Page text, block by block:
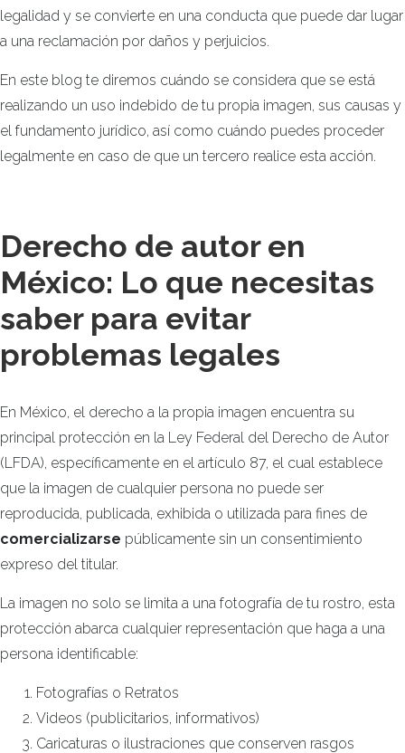
legalidad y se convierte en una conducta que puede dar lugar
a una reclamación por daños y perjuicios.
En este blog te diremos cuándo se considera que se está
realizando un uso indebido de tu propia imagen, sus causas y
el fundamento jurídico, así como cuándo puedes proceder
legalmente en caso de que un tercero realice esta acción.
Derecho de autor en
México: Lo que necesitas
saber para evitar
problemas legales
En México, el derecho a la propia imagen encuentra su
principal protección en la Ley Federal del Derecho de Autor
(LFDA), específicamente en el artículo 87, el cual establece
que la imagen de cualquier persona no puede ser
reproducida, publicada, exhibida o utilizada para fines de
comercializarse públicamente sin un consentimiento
expreso del titular.
La imagen no solo se limita a una fotografía de tu rostro, esta
protección abarca cualquier representación que haga a una
persona identificable:
Fotografías o Retratos
Videos (publicitarios, informativos)
Caricaturas o ilustraciones que conserven rasgos